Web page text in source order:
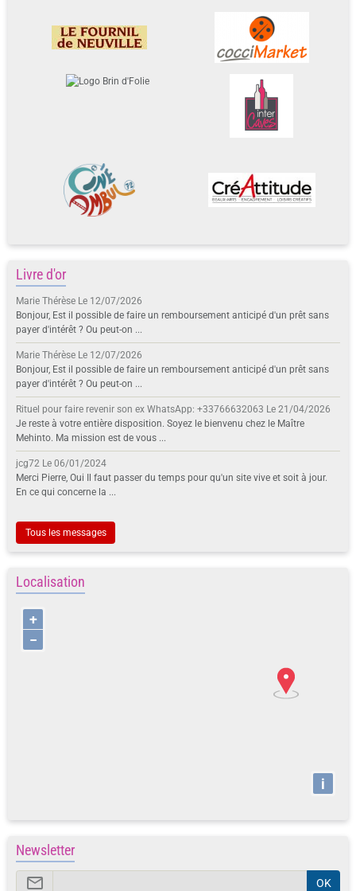
Livre d'or
Marie Thérèse Le 12/07/2026
Bonjour, Est il possible de faire un remboursement anticipé d'un prêt sans
payer d'intérêt ? Ou peut-on ...
Marie Thérèse Le 12/07/2026
Bonjour, Est il possible de faire un remboursement anticipé d'un prêt sans
payer d'intérêt ? Ou peut-on ...
Rituel pour faire revenir son ex WhatsApp: +33766632063 Le 21/04/2026
Je reste à votre entière disposition. Soyez le bienvenu chez le Maître
Mehinto. Ma mission est de vous ...
jcg72 Le 06/01/2024
Merci Pierre, Oui Il faut passer du temps pour qu'un site vive et soit à jour.
En ce qui concerne la ...
Tous les messages
Localisation
+
−
i
Newsletter
OK